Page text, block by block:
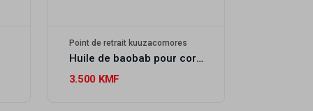
Point de retrait kuuzacomores
Huile de baobab pour corps & cheveux 30ml YOUSRA COSMETICS
3.500 KMF